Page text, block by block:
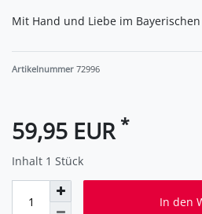
Mit Hand und Liebe im
Artikelnummer 72996
59,95 EUR *
Inhalt 1 Stück
In den